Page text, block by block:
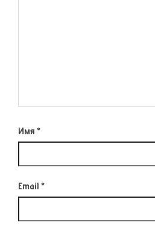
Имя *
Email *